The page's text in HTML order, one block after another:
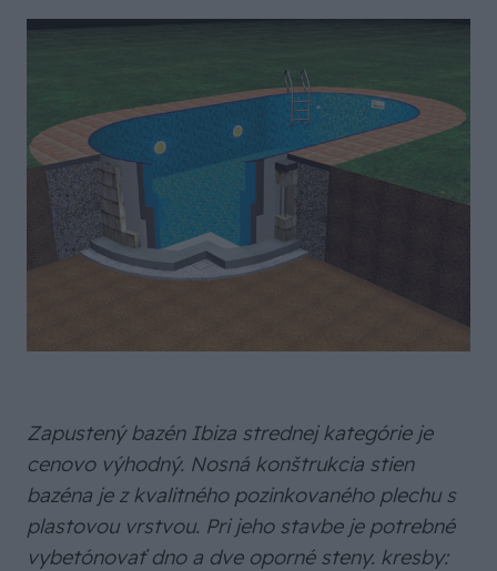
Zapustený bazén Ibiza strednej kategórie je
cenovo výhodný. Nosná konštrukcia stien
bazéna je z kvalitného pozinkovaného plechu s
plastovou vrstvou. Pri jeho stavbe je potrebné
vybetónovať dno a dve oporné steny. kresby: